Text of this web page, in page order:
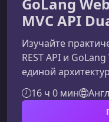
GoLang
MVC API
Изучайте
REST API и
единой
понять, как
создания
быстрых
16 ч 0 мин